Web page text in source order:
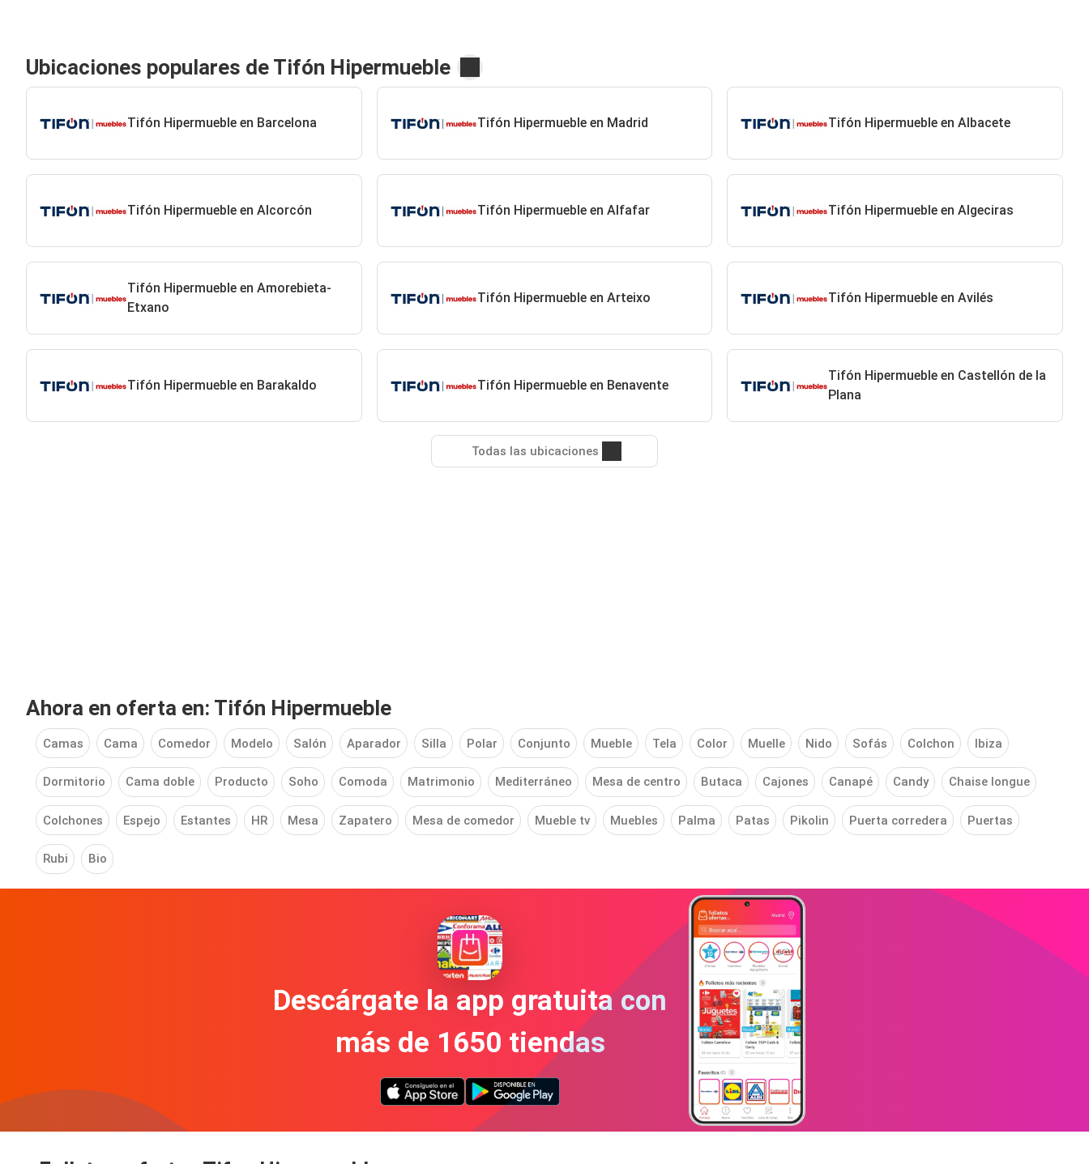
Ubicaciones populares de Tifón Hipermueble
Tifón Hipermueble en Barcelona Tifón Hipermueble en Madrid Tifón Hipermueble en Albacete
Tifón Hipermueble en Alcorcón Tifón Hipermueble en Alfafar Tifón Hipermueble en Algeciras
Tifón Hipermueble en Amorebieta-
Etxano
Tifón Hipermueble en Arteixo Tifón Hipermueble en Avilés
Tifón Hipermueble en Barakaldo Tifón Hipermueble en Benavente
Tifón Hipermueble en Castellón de la
Plana
Todas las ubicaciones
Ahora en oferta en: Tifón Hipermueble
Camas Cama Comedor Modelo Salón Aparador Silla Polar Conjunto Mueble Tela Color Muelle Nido Sofás Colchon Ibiza
Dormitorio Cama doble Producto Soho Comoda Matrimonio Mediterráneo Mesa de centro Butaca Cajones Canapé Candy Chaise longue
Colchones Espejo Estantes HR Mesa Zapatero Mesa de comedor Mueble tv Muebles Palma Patas Pikolin Puerta corredera Puertas
Rubi Bio
Descárgate la app gratuita con
más de 1650 tiendas